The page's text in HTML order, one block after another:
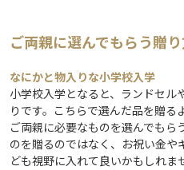
ご両親に選んでもらう贈
なにかと物入りな小学校入学
小学校入学となると、ランドセル
りです。こちらで選んだ品を贈る
ご両親に必要なものを選んでもら
のを贈るのではなく、お祝い金や
ども視野に入れて良いかもしれま